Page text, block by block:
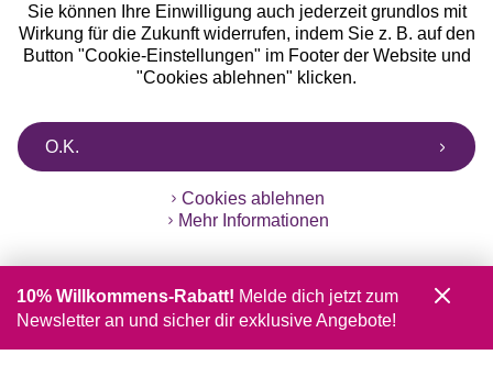
Sie können Ihre Einwilligung auch jederzeit grundlos mit
Wirkung für die Zukunft widerrufen, indem Sie z. B. auf den
Button "Cookie-Einstellungen" im Footer der Website und
"Cookies ablehnen" klicken.
O.K.
Cookies ablehnen
Mehr Informationen
10% Willkommens-Rabatt! Melde dich jetzt zum
Newsletter an und sicher dir exklusive Angebote!